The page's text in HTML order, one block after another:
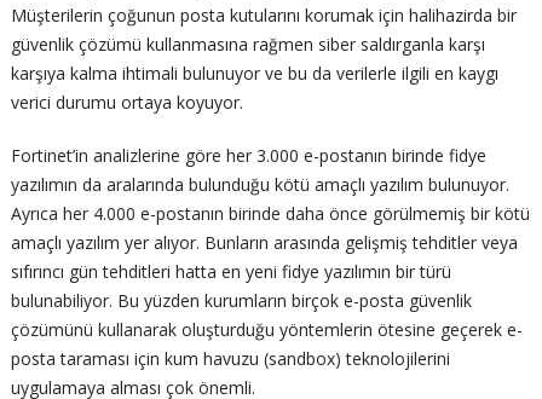
Müşterilerin çoğunun posta kutularını korumak için halihazirda bir
güvenlik çözümü kullanmasına rağmen siber saldırganla karşı
karşıya kalma ihtimali bulunuyor ve bu da verilerle ilgili en kaygı
verici durumu ortaya koyuyor.
Fortinet’in analizlerine göre her 3.000 e-postanın birinde fidye
yazılımın da aralarında bulunduğu kötü amaçlı yazılım bulunuyor.
Ayrıca her 4.000 e-postanın birinde daha önce görülmemiş bir kötü
amaçlı yazılım yer alıyor. Bunların arasında gelişmiş tehditler veya
sıfırıncı gün tehditleri hatta en yeni fidye yazılımın bir türü
bulunabiliyor. Bu yüzden kurumların birçok e-posta güvenlik
çözümünü kullanarak oluşturduğu yöntemlerin ötesine geçerek e-
posta taraması için kum havuzu (sandbox) teknolojilerini
uygulamaya alması çok önemli.